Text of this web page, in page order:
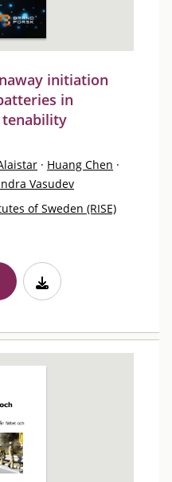
initiation
in
tenability
· Huang Chen ·
Vasudev
of Sweden (RISE)